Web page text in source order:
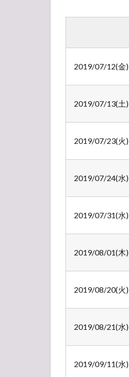
デー
クセ
駐車
ホテ
ット
格・
一般
チケ
倍率
2019/07/12(金)
2019/07/13(土)
2019/07/23(火)
2019/07/24(水)
2019/07/31(水)
2019/08/01(木)
2019/08/20(火)
2019/08/21(水)
2019/09/11(水)